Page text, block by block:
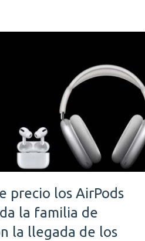
precio los AirPods
la familia de
la llegada de los